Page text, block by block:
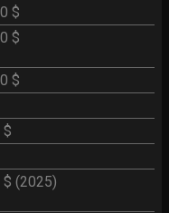
$
$
$
$
$ (2025)